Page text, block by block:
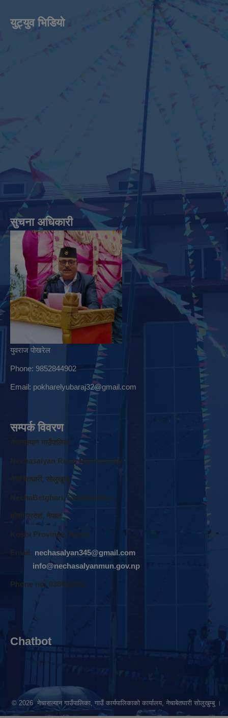
युट्युव भिडियाे
सुचना अधिकारी
युवराज पोखरेल
Phone: 9852844902
Email: pokharelyubaraj32@gmail.com
सम्पर्क विवरण
नेचासल्यान गाउँपालिका
Nechasalyan Rural Municipality
नेचा वेतघारी, साेलुखुम्बु
NechaBetghari, Solukhumbu
काेशी प्रदेश, नेपाल
Koshi Province, Nepal
Email: nechasalyan345@gmail.com
info@nechasalyanmun.gov.np
Phone no: 038412302
Chatbot
© 2026 नेचासल्यान गाउँपालिका, गाउँ कार्यपालिकाको कार्यालय, नेचाबेतघारी सोलुखुम्बु ।